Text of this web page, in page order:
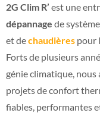
2G Clim R’ est une
dépannage de
et dechaudières pour
Forts de plusieurs
génie climatique, nous
projets de confort
fiables, performantes